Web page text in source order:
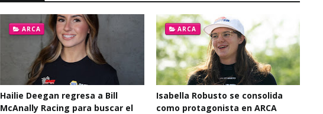
ARCA
Hailie Deegan regresa a Bill
McAnally Racing para buscar el
ARCA
Isabella Robusto se consolida
como protagonista en ARCA